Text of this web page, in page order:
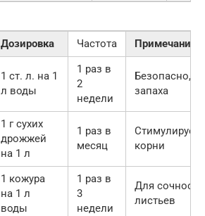
Дозировка Частота Примечание
1 ст. л. на 1
л воды
1 раз в
2
недели
Безопасно,
запаха
1 г сухих
дрожжей
на 1 л
1 раз в
месяц
Стимулирует
корни
1 кожура
на 1 л
воды
1 раз в
3
недели
Для сочности
листьев